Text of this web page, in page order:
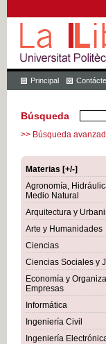
Principal
Búsqueda
>> Búsqueda
Materias [+/-]
Agronomía,
Medio Natural
Arquitectura y
Arte y Humanidades
Ciencias
Ciencias Sociales y
Economía y
Empresas
Informática
Ingeniería Civil
Ingeniería